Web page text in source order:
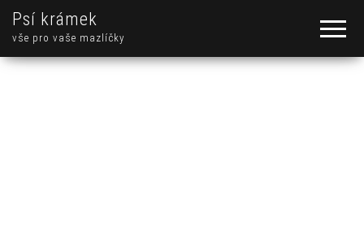
Psí krámek
vše pro vaše mazlíčky